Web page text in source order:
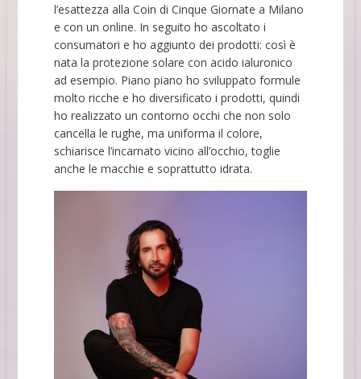
l’esattezza alla Coin di Cinque Giornate a Milano
e con un online. In seguito ho ascoltato i
consumatori e ho aggiunto dei prodotti: così è
nata la protezione solare con acido ialuronico
ad esempio. Piano piano ho sviluppato formule
molto ricche e ho diversificato i prodotti, quindi
ho realizzato un contorno occhi che non solo
cancella le rughe, ma uniforma il colore,
schiarisce l’incarnato vicino all’occhio, toglie
anche le macchie e soprattutto idrata.